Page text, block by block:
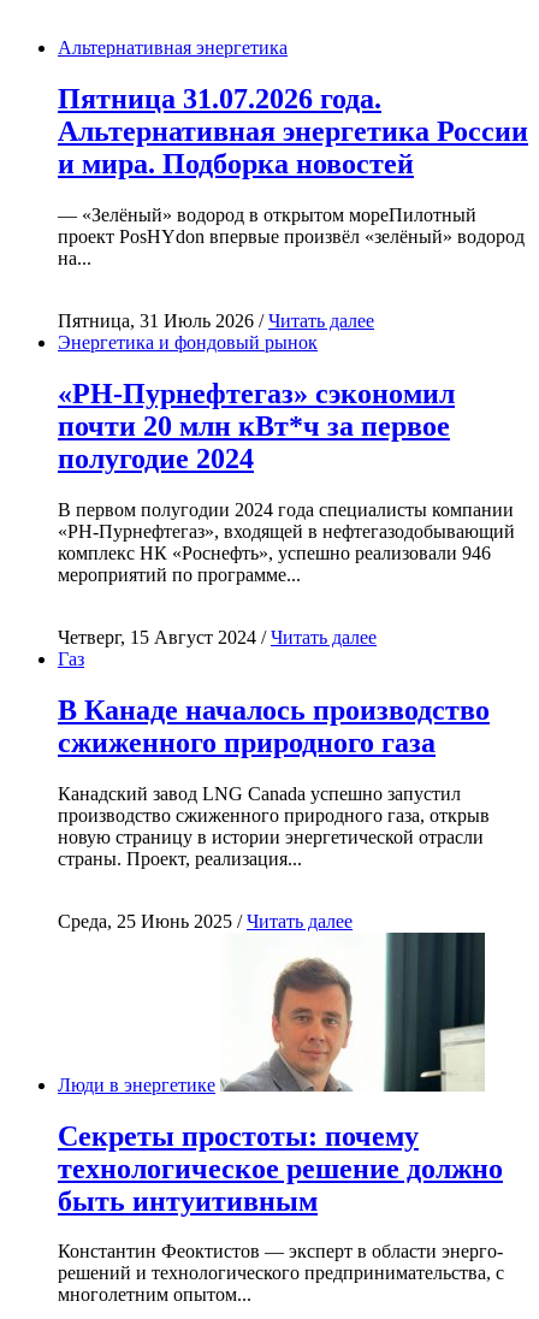
Альтернативная энергетика
Пятница 31.07.2026 года.
Альтернативная энергетика России
и мира. Подборка новостей
— «Зелёный» водород в открытом мореПилотный
проект PosHYdon впервые произвёл «зелёный» водород
на...
Пятница, 31 Июль 2026 /Читать далее
Энергетика и фондовый рынок
«РН-Пурнефтегаз» сэкономил
почти 20 млн кВт*ч за первое
полугодие 2024
В первом полугодии 2024 года специалисты компании
«РН-Пурнефтегаз», входящей в нефтегазодобывающий
комплекс НК «Роснефть», успешно реализовали 946
мероприятий по программе...
Четверг, 15 Август 2024 /Читать далее
Газ
В Канаде началось производство
сжиженного природного газа
Канадский завод LNG Canada успешно запустил
производство сжиженного природного газа, открыв
новую страницу в истории энергетической отрасли
страны. Проект, реализация...
Среда, 25 Июнь 2025 /Читать далее
Люди в энергетике
Секреты простоты: почему
технологическое решение должно
быть интуитивным
Константин Феоктистов — эксперт в области энерго-
решений и технологического предпринимательства, с
многолетним опытом...